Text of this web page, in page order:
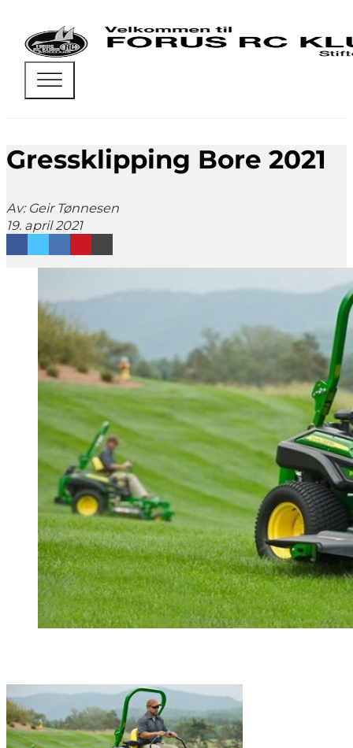
Gressklipping Bore 2021
Av: Geir Tønnesen
19. april 2021